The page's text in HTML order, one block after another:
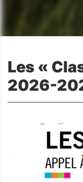
d'Ariane
Les «
2026-